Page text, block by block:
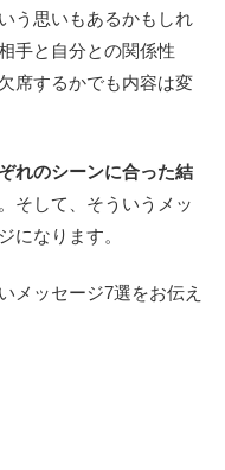
う思いもあるかもしれ
手と自分との関係性
席するかでも内容は変
れのシーンに合った結
そして、そういうメッ
になります。
メッセージ7選をお伝え